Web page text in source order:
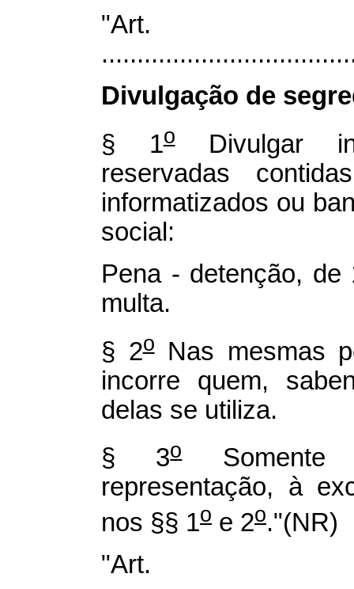
Divulgação de
§ 1oDivulgar
reservadas
informatizados ou
social:
Pena - detenção,
multa.
§ 2oNas mesmas
incorre quem,
delas se utiliza.
§ 3oSomente
representação, à
nos §§ 1o e 2o."(NR)